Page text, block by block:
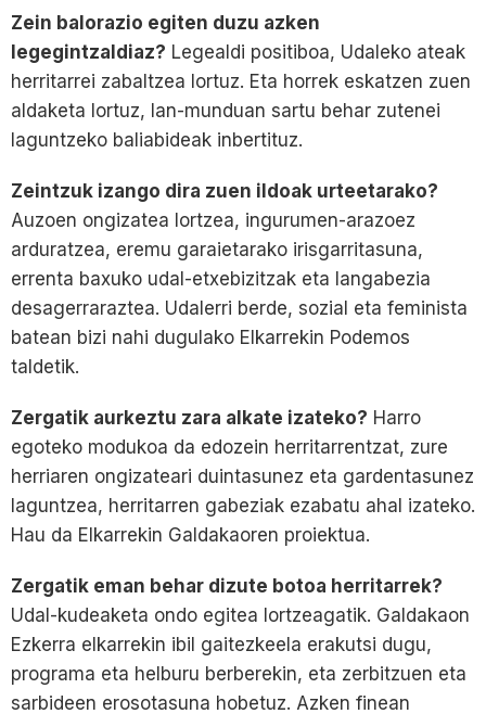
Zein balorazio egiten duzu azken
legegintzaldiaz? Legealdi positiboa, Udaleko ateak
herritarrei zabaltzea lortuz. Eta horrek eskatzen zuen
aldaketa lortuz, lan-munduan sartu behar zutenei
laguntzeko baliabideak inbertituz.
Zeintzuk izango dira zuen ildoak urteetarako?
Auzoen ongizatea lortzea, ingurumen-arazoez
arduratzea, eremu garaietarako irisgarritasuna,
errenta baxuko udal-etxebizitzak eta langabezia
desagerraraztea. Udalerri berde, sozial eta feminista
batean bizi nahi dugulako Elkarrekin Podemos
taldetik.
Zergatik aurkeztu zara alkate izateko? Harro
egoteko modukoa da edozein herritarrentzat, zure
herriaren ongizateari duintasunez eta gardentasunez
laguntzea, herritarren gabeziak ezabatu ahal izateko.
Hau da Elkarrekin Galdakaoren proiektua.
Zergatik eman behar dizute botoa herritarrek?
Udal-kudeaketa ondo egitea lortzeagatik. Galdakaon
Ezkerra elkarrekin ibil gaitezkeela erakutsi dugu,
programa eta helburu berberekin, eta zerbitzuen eta
sarbideen erosotasuna hobetuz. Azken finean